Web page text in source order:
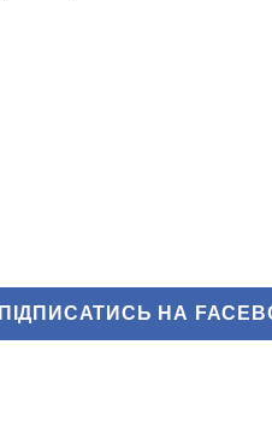
ПІДПИСАТИСЬ НА